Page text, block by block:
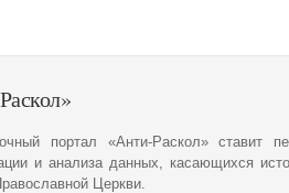
портал «Анти-Раскол» ставит
и анализа данных, касающихся
Церкви.